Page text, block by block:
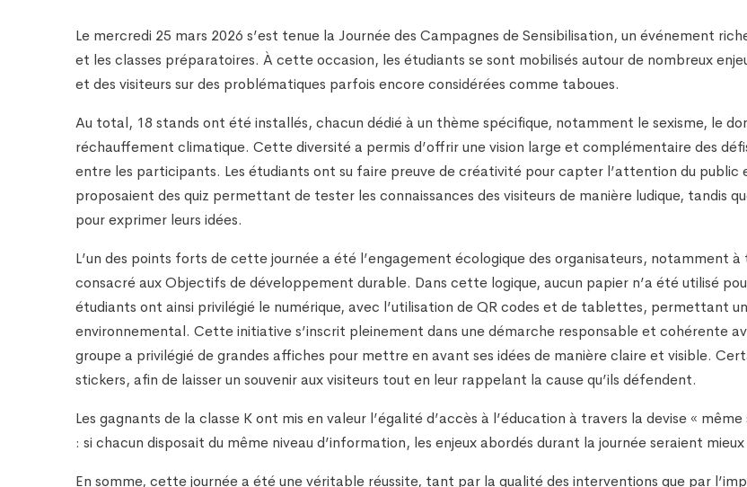
Le mercredi 25 mars 2026 s’est tenue la Journée des Campagnes de Sensibilisation, un événement
et les classes préparatoires. À cette occasion, les étudiants se sont mobilisés autour de nombreux
et des visiteurs sur des problématiques parfois encore considérées comme taboues.
Au total, 18 stands ont été installés, chacun dédié à un thème spécifique, notamment le sexisme, le
réchauffement climatique. Cette diversité a permis d’offrir une vision large et complémentaire des
entre les participants. Les étudiants ont su faire preuve de créativité pour capter l’attention du
proposaient des quiz permettant de tester les connaissances des visiteurs de manière ludique, tandis
pour exprimer leurs idées.
L’un des points forts de cette journée a été l’engagement écologique des organisateurs, notamment
consacré aux Objectifs de développement durable. Dans cette logique, aucun papier n’a été utilisé
étudiants ont ainsi privilégié le numérique, avec l’utilisation de QR codes et de tablettes, permettant
environnemental. Cette initiative s’inscrit pleinement dans une démarche responsable et cohérente
groupe a privilégié de grandes affiches pour mettre en avant ses idées de manière claire et visible.
stickers, afin de laisser un souvenir aux visiteurs tout en leur rappelant la cause qu’ils défendent.
Les gagnants de la classe K ont mis en valeur l’égalité d’accès à l’éducation à travers la devise «
: si chacun disposait du même niveau d’information, les enjeux abordés durant la journée seraient
En somme, cette journée a été une véritable réussite, tant par la qualité des interventions que par